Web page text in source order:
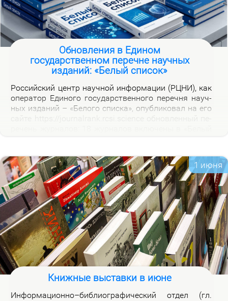
Обновления в Едином
государственном перечне научных
изданий: «Белый список»
Рос­сий­ский центр на­уч­ной ин­фор­ма­ции (РЦНИ), как
опе­ра­тор Еди­но­го го­судар­ствен­но­го пе­реч­ня на­уч­
ных из­да­ний – «Бе­ло­го спис­ка», опуб­ли­ко­вал на его
на­лов на вклад­ке «Уров­ни» раз­ме­ще­ны при­ме­ча­ния,
по­яс­ня­ю­щие при­чи­ны вклю­че­ния жур­на­лов и из­ме­
не­ния уров­ней.
1 июня
Книжные выставки в июне
Ин­фор­ма­ци­он­но–биб­лио­гра­фи­че­ский от­дел (гл.